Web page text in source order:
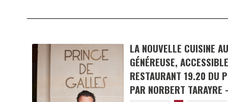
LA NOUVELLE CUISINE
GÉNÉREUSE,
RESTAURANT 19.20 DU
PAR NORBERT TARAYRE